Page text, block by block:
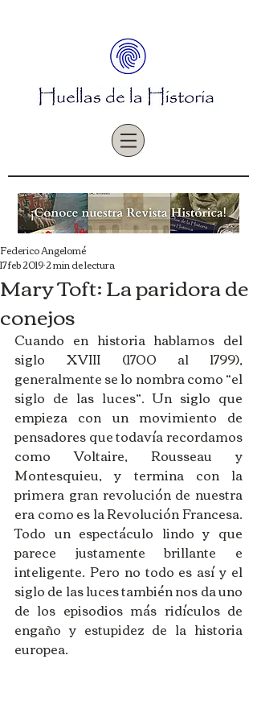
Mary Toft: La paridora de
conejos
Federico Angelomé
17 feb 20192 min de lectura
Cuando en historia hablamos del
siglo XVIII (1700 al 1799),
generalmente se lo nombra como “el
siglo de las luces”. Un siglo que
empieza con un movimiento de
pensadores que todavía recordamos
como Voltaire, Rousseau y
Montesquieu, y termina con la
primera gran revolución de nuestra
era como es la Revolución Francesa.
Todo un espectáculo lindo y que
parece justamente brillante e
inteligente. Pero no todo es así y el
siglo de las luces también nos da uno
de los episodios más ridículos de
engaño y estupidez de la historia
europea.